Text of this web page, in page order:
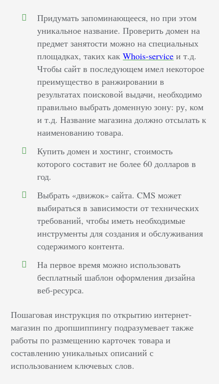
Придумать запоминающееся, но при этом
уникальное название. Проверить домен на
предмет занятости можно на специальных
площадках, таких какWhois-service и т.д.
Чтобы сайт в последующем имел некоторое
преимущество в ранжировании в
результатах поисковой выдачи, необходимо
правильно выбрать доменную зону: ру, ком
и т.д. Название магазина должно отсылать к
наименованию товара.
Купить домен и хостинг, стоимость
которого составит не более 60 долларов в
год.
Выбрать «движок» сайта. CMS может
выбираться в зависимости от технических
требований, чтобы иметь необходимые
инструменты для создания и обслуживания
содержимого контента.
На первое время можно использовать
бесплатный шаблон оформления дизайна
веб-ресурса.
Пошаговая инструкция по открытию интернет-
магазин по дропшиппингу подразумевает также
работы по размещению карточек товара и
составлению уникальных описаний с
использованием ключевых слов.